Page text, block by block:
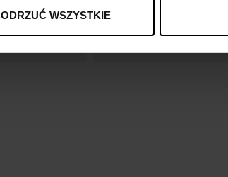
ODRZUĆ WSZYSTKIE